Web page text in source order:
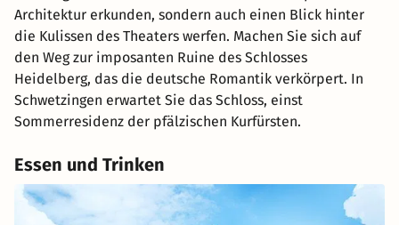
Architektur erkunden, sondern auch einen Blick hinter
die Kulissen des Theaters werfen. Machen Sie sich auf
den Weg zur imposanten Ruine des Schlosses
Heidelberg, das die deutsche Romantik verkörpert. In
Schwetzingen erwartet Sie das Schloss, einst
Sommerresidenz der pfälzischen Kurfürsten.
Essen und Trinken